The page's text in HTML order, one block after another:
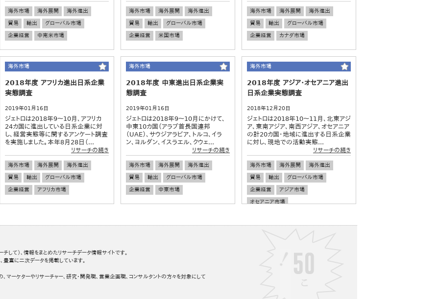
海外市場 海外展開
海外進出
貿易
輸出
グローバル市場
企業経営
中南米市場
海外市場 海外展開
海外進出
貿易
輸出
グローバル市場
企業経営
米国市場
海外市場 海外展開
海外進出
貿易
輸出
グローバル市場
企業経営
カナダ市場
海外市場
2018年度 アフリカ進出日系企業
実態調査
2019年01月16日
ジェトロは2018年9～10月、アフリカ
24カ国に進出している日系企業に対
し、経営実態等に関するアンケート調査
を実施しました。本年8月28日（...
リサーチの続き
海外市場 海外展開
海外進出
貿易
輸出
グローバル市場
企業経営
アフリカ市場
海外市場
2018年度 中東進出日系企業実
態調査
2019年01月16日
ジェトロは2018年9～10月にかけて、
中東10カ国（アラブ首長国連邦
（UAE）、サウジアラビア、トルコ、イラ
ン、ヨルダン、イスラエル、クウェ...
リサーチの続き
海外市場 海外展開
海外進出
貿易
輸出
グローバル市場
企業経営
中東市場
海外市場
2018年度 アジア・オセアニア進出
日系企業実態調査
2018年12月20日
ジェトロは2018年10～11月、北東アジ
ア、東南アジア、南西アジア、オセアニア
の計20カ国・地域に進出する日系企業
に対し、現地での活動実態...
リサーチの続き
海外市場 海外展開
海外進出
貿易
輸出
グローバル市場
企業経営
アジア市場
オセアニア市場
して）、情報をまとめたリサーチデータ情報サイトです。
富に二次データを掲載しています。
マーケターやリサーチャー、研究・開発職、営業企画職、コンサルタントの方々を対象にして